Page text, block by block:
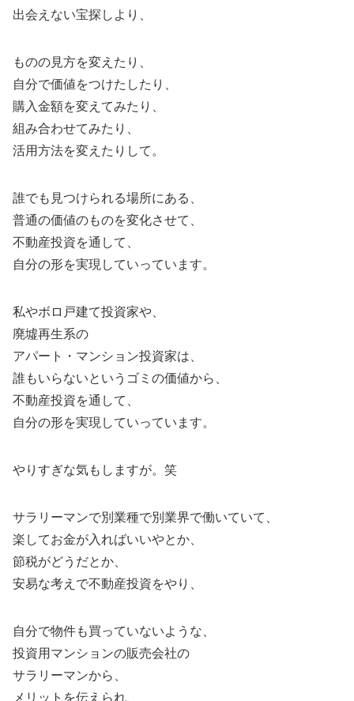
出会えない宝探しより、
ものの見方を変えたり、
自分で価値をつけたしたり、
購入金額を変えてみたり、
組み合わせてみたり、
活用方法を変えたりして。
誰でも見つけられる場所にある、
普通の価値のものを変化させて、
不動産投資を通して、
自分の形を実現していっています。
私やボロ戸建て投資家や、
廃墟再生系の
アパート・マンション投資家は、
誰もいらないというゴミの価値から、
不動産投資を通して、
自分の形を実現していっています。
やりすぎな気もしますが。笑
サラリーマンで別業種で別業界で働いていて、
楽してお金が入ればいいやとか、
節税がどうだとか、
安易な考えで不動産投資をやり、
自分で物件も買っていないような、
投資用マンションの販売会社の
サラリーマンから、
メリットを伝えられ、